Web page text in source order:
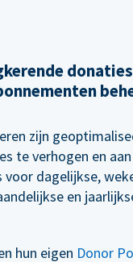
zijn
te verhogen en
dagelijkse,
en
hun eigen Donor